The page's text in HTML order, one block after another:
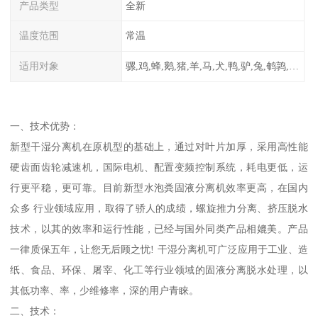
产品类型 全新
温度范围 常温
适用对象 骡,鸡,蜂,鹅,猪,羊,马,犬,鸭,驴,兔,鹌鹑,牛,鸽
一、技术优势：
新型干湿分离机在原机型的基础上，通过对叶片加厚，采用高性能
硬齿面齿轮减速机，国际电机、配置变频控制系统，耗电更低，运
行更平稳，更可靠。目前新型水泡粪固液分离机效率更高，在国内
众多 行业领域应用，取得了骄人的成绩，螺旋推力分离、挤压脱水
技术，以其的效率和运行性能，已经与国外同类产品相媲美。产品
一律质保五年，让您无后顾之忧! 干湿分离机可广泛应用于工业、造
纸、食品、环保、屠宰、化工等行业领域的固液分离脱水处理，以
其低功率、率，少维修率，深的用户青睐。
二、技术：